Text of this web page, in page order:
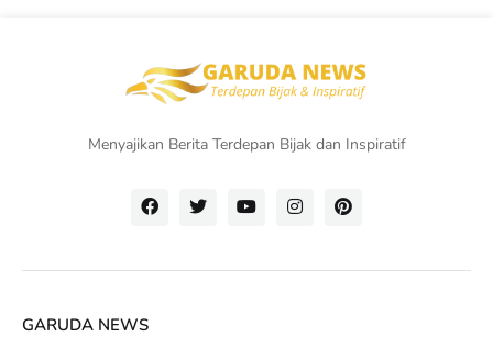
Menyajikan Berita Terdepan Bijak dan Inspiratif
GARUDA NEWS